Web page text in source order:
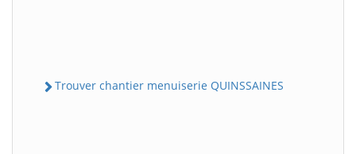
Trouver chantier menuiserie QUINSSAINES